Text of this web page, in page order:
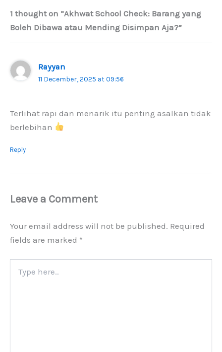
1 thought on “Akhwat School Check: Barang yang
Boleh Dibawa atau Mending Disimpan Aja?”
Rayyan
11 December, 2025 at 09:56
Terlihat rapi dan menarik itu penting asalkan tidak
berlebihan
Reply
Leave a Comment
Your email address will not be published. Required
fields are marked *
here..